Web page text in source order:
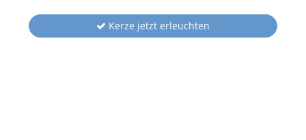
Kerze jetzt erleuchten